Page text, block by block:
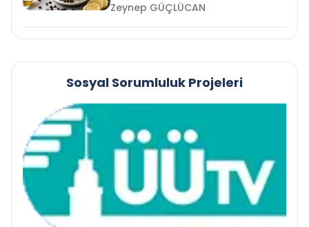
Zeynep GÜÇLÜCAN
Sosyal Sorumluluk Projeleri